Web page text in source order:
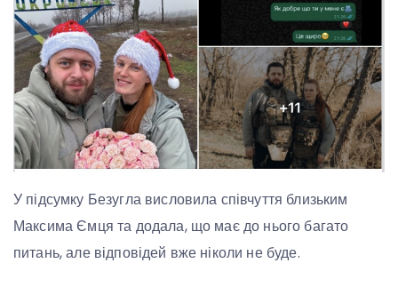
У підсумку Безугла висловила співчуття близьким
Максима Ємця та додала, що має до нього багато
питань, але відповідей вже ніколи не буде.